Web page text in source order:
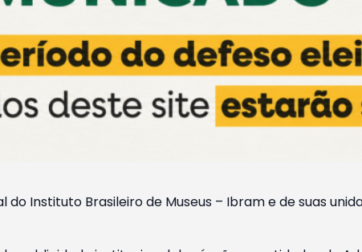
Instituto Brasileiro de Museus – Ibram e de suas